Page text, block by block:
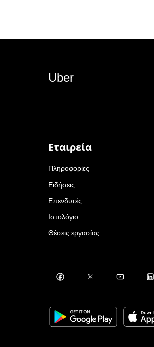
Uber
Εταιρεία
Πληροφορίες
Ειδήσεις
Επενδυτές
Ιστολόγιο
Θέσεις εργασίας